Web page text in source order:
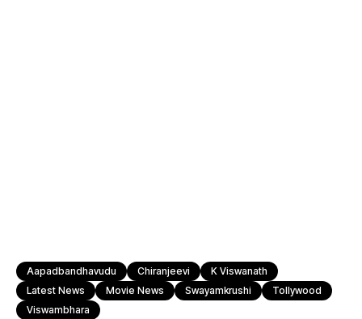
Aapadbandhavudu Chiranjeevi
K Viswanath
Latest News
Movie News Swayamkrushi
Tollywood
Viswambhara